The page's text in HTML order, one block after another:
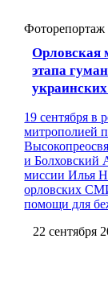
Фоторепортаж
Орловская
этапа
19 сентября в
митрополией
и Болховский
миссии Илья
орловских
помощи для
22 сентября